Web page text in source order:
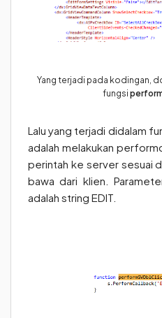
Yang terjadi pada kodingan,
fungsi
Lalu yang terjadi didalam
adalah melakukan
perintah ke server sesuai
bawa dari klien.
adalah string EDIT.